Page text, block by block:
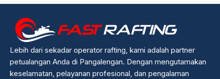
Lebih dari sekadar operator rafting, kami adalah partner
petualangan Anda di Pangalengan. Dengan mengutamakan
keselamatan, pelayanan profesional, dan pengalaman